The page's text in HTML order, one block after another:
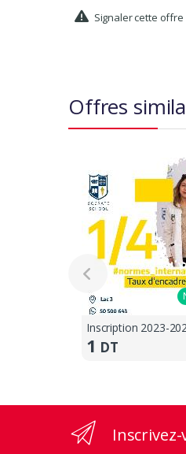
Signaler cette offre
Offres
1 DT